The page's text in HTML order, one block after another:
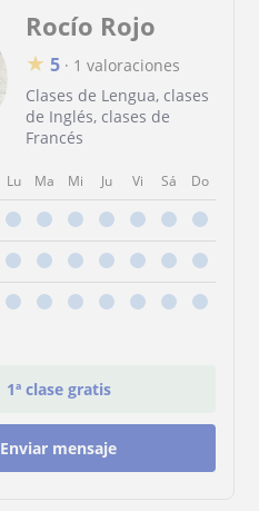
Rocío Rojo
★ 5 · 1 valoraciones
Clases de Lengua, clases
de Inglés, clases de
Francés
Lu Ma Mi Ju Vi Sá Do
1ª clase gratis
Enviar mensaje